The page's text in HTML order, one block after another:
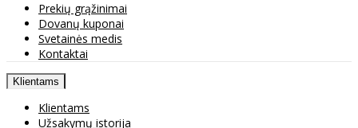
Prekių grąžinimai
Dovanų kuponai
Svetainės medis
Kontaktai
Klientams
Klientams
Užsakymų istorija